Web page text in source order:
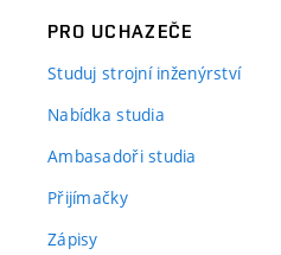
PRO UCHAZEČE
Studuj strojní inženýrství
Nabídka studia
Ambasadoři studia
Přijímačky
Zápisy